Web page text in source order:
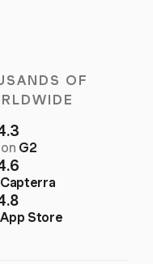
OF
G2
Capterra
App Store